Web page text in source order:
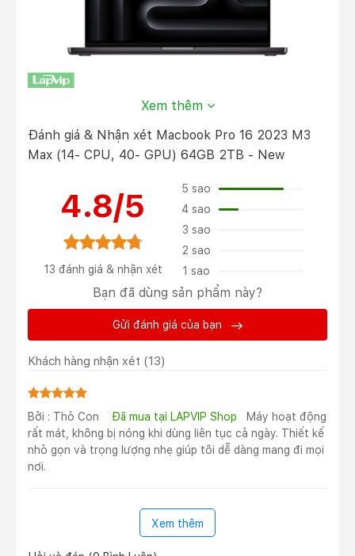
Ngoại hình “cũ” nhưng vẫn “Pro"
sự thay đổi so với người tiền nhiệm trước đó. Điểm
thay đổi duy nhất là thiết bị này có thêm màu Space
dưới ánh sáng và Apple cho biết thân máy nguyên khối
bằng nhôm sử dụng quy trình “anodization” để giảm sự
xuất hiện của dấu vân tay. Ngoài màu sắc này ra thì
chiếc laptop này vẫn có hai màu cơ bản là Xám không
gian (Space Grey) và màu Bạc (Silver) đơn giản nhưng
Tổng thể máy tính được làm phẳng và ít bo tròn hơn so
với các mẫu MacBook Pro cũ trước năm 2021, nhưng
kiểu dáng vuông vắn vẫn có các góc được bo tròn
Xem thêm
Đánh giá & Nhận xét Macbook Pro 16 2023 M3
Max (14- CPU, 40- GPU) 64GB 2TB - New
4.8/5
13 đánh giá & nhận xét
5 sao
4 sao
3 sao
2 sao
1 sao
Bạn đã dùng sản phẩm này?
Gửi đánh giá của bạn
Khách hàng nhận xét (13)
Bởi : Thỏ Con Đã mua tại LAPVIP Shop
Máy hoạt động
rất mát, không bị nóng khi dùng liên tục cả ngày. Thiết kế
nhỏ gọn và trọng lượng nhẹ giúp tôi dễ dàng mang đi mọi
nơi.
Xem thêm